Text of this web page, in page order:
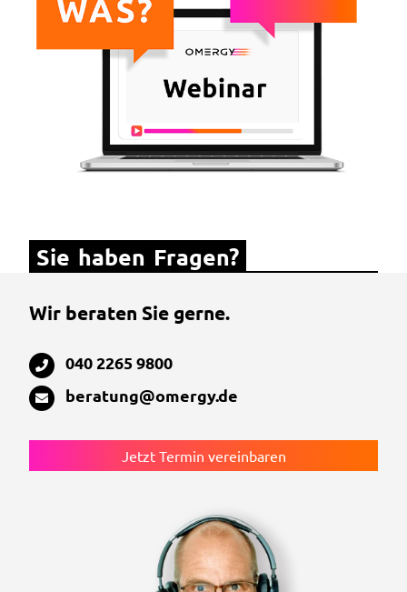
Sie haben Fragen?
Wir beraten Sie gerne.
040 2265 9800
beratung@omergy.de
Jetzt Termin vereinbaren